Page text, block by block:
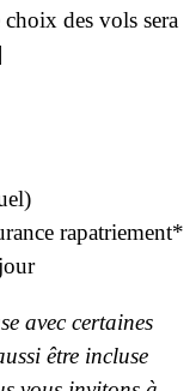
des vols sera
rapatriement*
avec certaines
être incluse